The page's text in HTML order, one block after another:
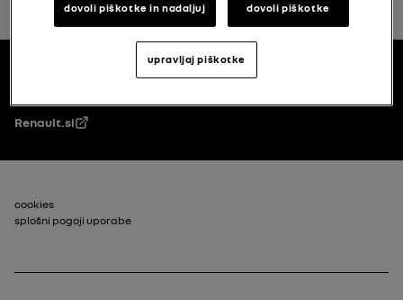
nazaj na vrh
Renault.si
Footer_2
cookies
splošni pogoji uporabe
dovoli piškotke in nadaljuj dovoli piškotke
upravljaj piškotke